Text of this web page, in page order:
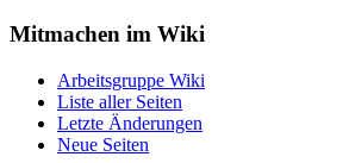
Mitmachen im Wiki
Arbeitsgruppe Wiki
Liste aller Seiten
Letzte Änderungen
Neue Seiten